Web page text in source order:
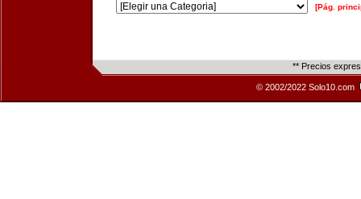
[Pág.
** Precios
© 2002/2022 Solo10.com